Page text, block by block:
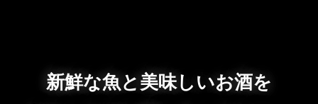
新鮮な魚と美味しいお酒を